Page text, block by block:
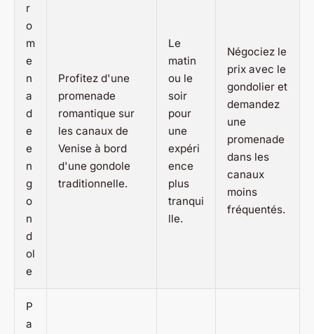
r
o
m
e
n
a
d
e
e
n
g
o
n
d
ol
e
Profitez d'une
promenade
romantique sur
les canaux de
Venise à bord
d'une gondole
traditionnelle.
Le
matin
ou le
soir
pour
une
expéri
ence
plus
tranqui
lle.
Négociez le
prix avec le
gondolier et
demandez
une
promenade
dans les
canaux
moins
fréquentés.
P
a